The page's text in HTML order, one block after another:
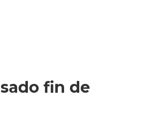
fin de